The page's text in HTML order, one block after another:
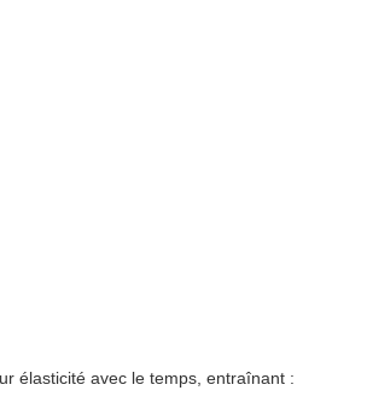
élasticité avec le temps, entraînant :